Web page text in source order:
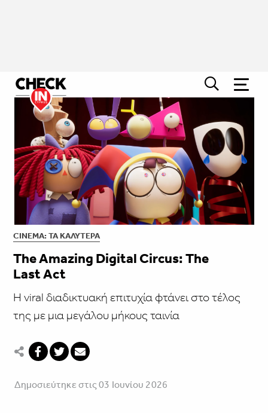
CINEMA: ΤΑ ΚΑΛΎΤΕΡΑ
The Amazing Digital Circus: The
Last Act
Η viral διαδικτυακή επιτυχία φτάνει στο τέλος
της με μια μεγάλου μήκους ταινία
Δημοσιεύτηκε στις 03 Ιουνίου 2026